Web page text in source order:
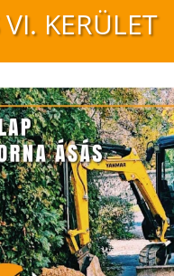
KERÜLET